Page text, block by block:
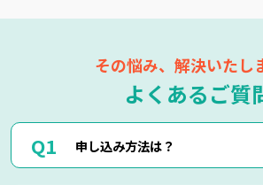
その悩み、解決いたし
よくあるご質
申し込み方法は？